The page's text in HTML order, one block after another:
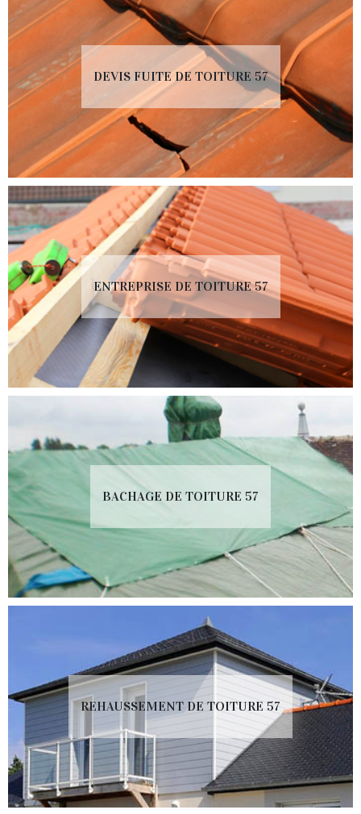
DEVIS FUITE DE TOITURE 57
ENTREPRISE DE TOITURE 57
BACHAGE DE TOITURE 57
REHAUSSEMENT DE TOITURE 57